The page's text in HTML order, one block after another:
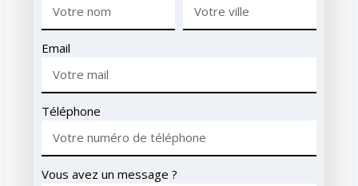
Email
Téléphone
Vous avez un message ?